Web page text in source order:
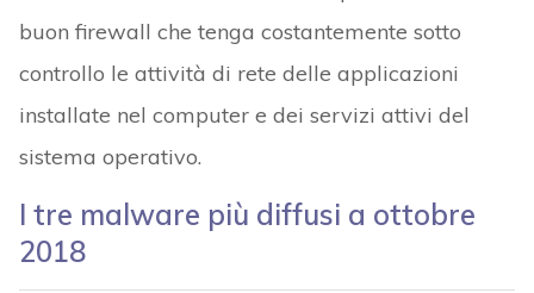
buon firewall che tenga costantemente sotto
controllo le attività di rete delle applicazioni
installate nel computer e dei servizi attivi del
sistema operativo.
I tre malware più diffusi a ottobre
2018